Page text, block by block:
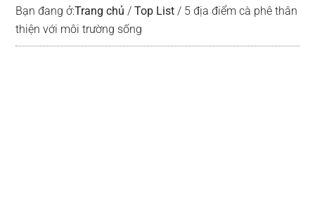
Bạn đang ở:Trang chủ / Top List / 5 địa điểm cà phê thân
thiện với môi trường sống